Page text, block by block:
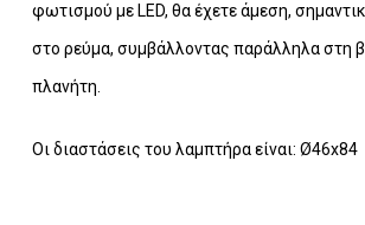
Go To Shop
φωτισμού με LED, θα έχετε άμεση,
στο ρεύμα, συμβάλλοντας παράλληλα στη
πλανήτη.
Οι διαστάσεις του λαμπτήρα είναι: Ø46x84